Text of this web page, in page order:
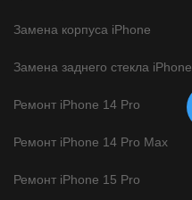
Замена корпуса iPhone
Замена заднего стекла iPhone
Ремонт iPhone 14 Pro
Ремонт iPhone 14 Pro Max
Ремонт iPhone 15 Pro